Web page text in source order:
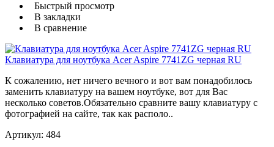
Быстрый просмотр
В закладки
В сравнение
Клавиатура для ноутбука Acer Aspire 7741ZG черная RU
К сожалению, нет ничего вечного и вот вам понадобилось
заменить клавиатуру на вашем ноутбуке, вот для Вас
несколько советов.Обязательно сравните вашу клавиатуру с
фотографией на сайте, так как располо..
Артикул: 484